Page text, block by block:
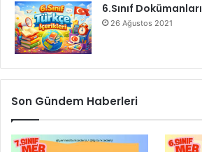
6.Sınıf Dokümanları
26 Ağustos 2021
Son Gündem Haberleri